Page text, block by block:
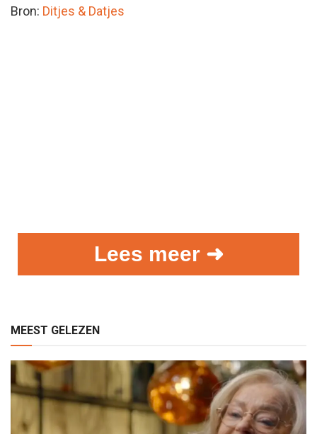
Bron: Ditjes & Datjes
Lees meer ➜
MEEST GELEZEN